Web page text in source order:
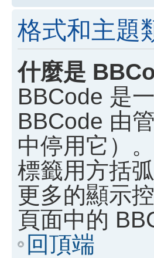
格式和主題
什麼是
BBCode 是
BBCode 由
中停用它）
標籤用方括
更多的顯示
頁面中的
回頂端